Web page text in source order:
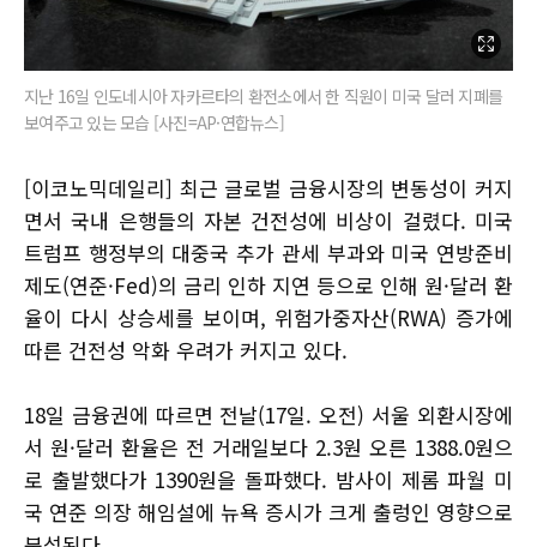
지난 16일 인도네시아 자카르타의 환전소에서 한 직원이 미국 달러 지폐를
보여주고 있는 모습 [사진=AP·연합뉴스]
[이코노믹데일리] 최근 글로벌 금융시장의 변동성이 커지
면서 국내 은행들의 자본 건전성에 비상이 걸렸다. 미국
트럼프 행정부의 대중국 추가 관세 부과와 미국 연방준비
제도(연준·Fed)의 금리 인하 지연 등으로 인해 원·달러 환
율이 다시 상승세를 보이며, 위험가중자산(RWA) 증가에
따른 건전성 악화 우려가 커지고 있다.
18일 금융권에 따르면 전날(17일. 오전) 서울 외환시장에
서 원·달러 환율은 전 거래일보다 2.3원 오른 1388.0원으
로 출발했다가 1390원을 돌파했다. 밤사이 제롬 파월 미
국 연준 의장 해임설에 뉴욕 증시가 크게 출렁인 영향으로